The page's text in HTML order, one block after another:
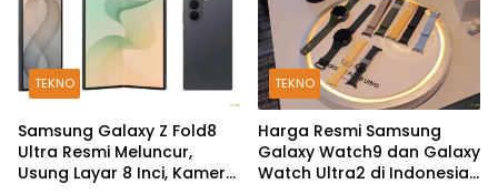
TEKNO
Samsung Galaxy Z Fold8
Ultra Resmi Meluncur,
Usung Layar 8 Inci, Kamera
TEKNO
Harga Resmi Samsung
Galaxy Watch9 dan Galaxy
Watch Ultra2 di Indonesia,